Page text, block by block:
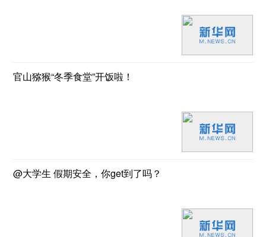
官山猕猴“冬季食堂”开饭啦！
@大学生 假期安全，你get到了吗？